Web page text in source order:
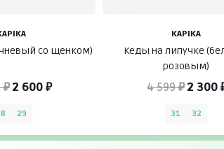
со щенком)
₽2 600 ₽
29
KAPIKA
Кеды на липучке
розовым)
4 599 ₽2 300
31 32